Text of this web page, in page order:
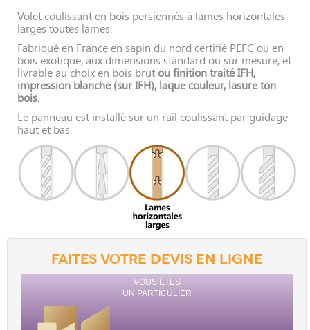
Volet coulissant en bois persiennés à lames horizontales
larges toutes lames.
Fabriqué en France en sapin du nord certifié PEFC ou en
bois exotique, aux dimensions standard ou sur mesure, et
livrable au choix en bois brut ou finition traité IFH,
impression blanche (sur IFH), laque couleur, lasure ton
bois.
Le panneau est installé sur un rail coulissant par guidage
haut et bas.
FAITES VOTRE DEVIS EN LIGNE
VOUS ÊTES
UN PARTICULIER